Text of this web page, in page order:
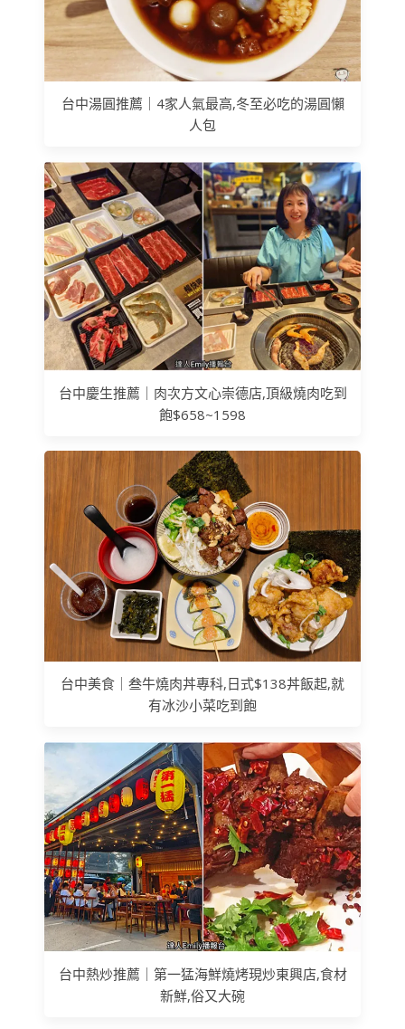
台中湯圓推薦｜4家人氣最高,冬至必吃的湯圓懶
人包
台中慶生推薦｜肉次方文心崇德店,頂級燒肉吃到
飽$658~1598
台中美食｜叁牛燒肉丼專科,日式$138丼飯起,就
有冰沙小菜吃到飽
台中熱炒推薦｜第一猛海鮮燒烤現炒東興店,食材
新鮮,俗又大碗